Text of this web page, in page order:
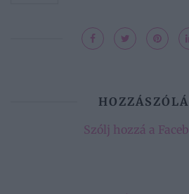
Szólj hozzá a